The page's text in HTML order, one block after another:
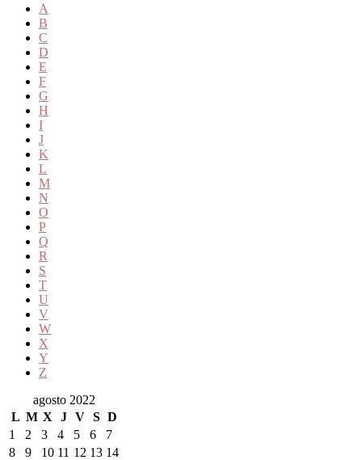
A
B
C
D
E
F
G
H
I
J
K
L
M
N
O
P
Q
R
S
T
U
V
W
X
Y
Z
agosto 2022
L M X J V S D
1
2 3 4 5 6
7
8
9 10 11 12 13 14